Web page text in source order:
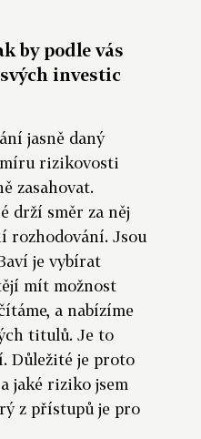
by podle vás
investic
jasně daný
rizikovosti
zasahovat.
drží směr za něj
rozhodování. Jsou
je vybírat
mít možnost
a nabízíme
titulů. Je to
Důležité je proto
jaké riziko jsem
z přístupů je pro